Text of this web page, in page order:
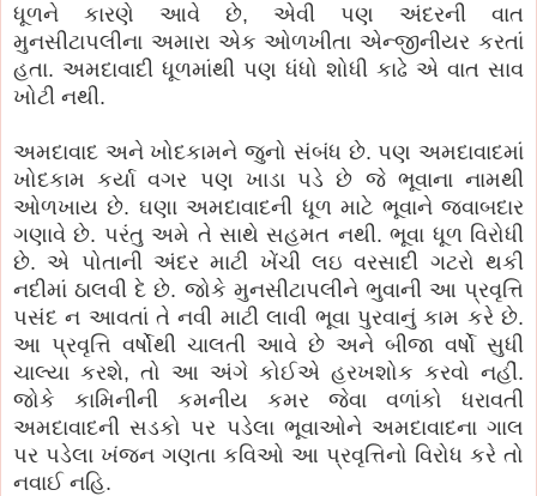
ધૂળને કારણે આવે છે, એવી પણ અંદરની વાત
મુનસીટાપલીના અમારા એક ઓળખીતા એન્જીનીયર કરતાં
હતા. અમદાવાદી ધૂળમાંથી પણ ધંધો શોધી કાઢે એ વાત સાવ
ખોટી નથી.
અમદાવાદ અને ખોદકામને જુનો સંબંધ છે. પણ અમદાવાદમાં
ખોદકામ કર્યા વગર પણ ખાડા પડે છે જે ભૂવાના નામથી
ઓળખાય છે. ઘણા અમદાવાદની ધૂળ માટે ભૂવાને જવાબદાર
ગણાવે છે. પરંતુ અમે તે સાથે સહમત નથી. ભૂવા ધૂળ વિરોધી
છે. એ પોતાની અંદર માટી ખેંચી લઇ વરસાદી ગટરો થકી
નદીમાં ઠાલવી દે છે. જોકે મુનસીટાપલીને ભુવાની આ પ્રવૃત્તિ
પસંદ ન આવતાં તે નવી માટી લાવી ભૂવા પુરવાનું કામ કરે છે.
આ પ્રવૃત્તિ વર્ષોથી ચાલતી આવે છે અને બીજા વર્ષો સુધી
ચાલ્યા કરશે, તો આ અંગે કોઈએ હરખશોક કરવો નહીં.
જોકે કામિનીની કમનીય કમર જેવા વળાંકો ધરાવતી
અમદાવાદની સડકો પર પડેલા ભૂવાઓને અમદાવાદના ગાલ
પર પડેલા ખંજન ગણતા કવિઓ આ પ્રવૃત્તિનો વિરોધ કરે તો
નવાઈ નહિ.